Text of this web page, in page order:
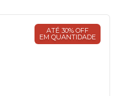
ATÉ 30% OFF
EM QUANTIDADE